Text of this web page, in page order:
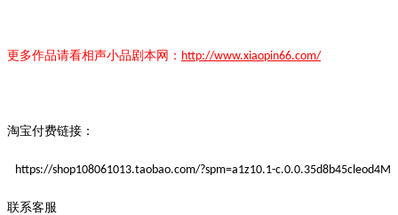
更多作品请看相声小品剧本 网： http://www.xiaopin66.com/
淘宝付费链接：
https://shop108061013.taobao.com/?spm=a1z10.1-c.0.0.35d8b45cleod4M
联系客服